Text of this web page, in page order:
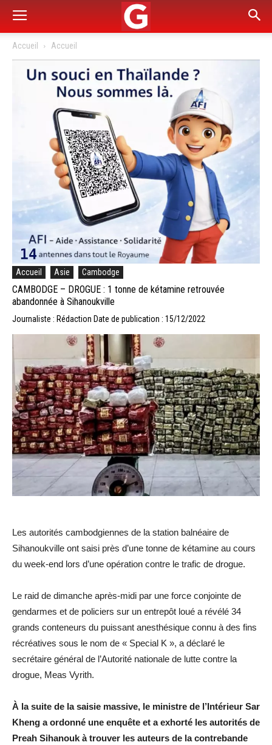
Accueil Accueil
Accueil Asie Cambodge
CAMBODGE – DROGUE : 1 tonne de kétamine retrouvée
abandonnée à Sihanoukville
Journaliste : Rédaction Date de publication : 15/12/2022
Les autorités cambodgiennes de la station balnéaire de
Sihanoukville ont saisi près d’une tonne de kétamine au cours
du week-end lors d’une opération contre le trafic de drogue.
Le raid de dimanche après-midi par une force conjointe de
gendarmes et de policiers sur un entrepôt loué a révélé 34
grands conteneurs du puissant anesthésique connu à des fins
récréatives sous le nom de « Special K », a déclaré le
secrétaire général de l’Autorité nationale de lutte contre la
drogue, Meas Vyrith.
À la suite de la saisie massive, le ministre de l’Intérieur Sar
Kheng a ordonné une enquête et a exhorté les autorités de
Preah Sihanouk à trouver les auteurs de la contrebande